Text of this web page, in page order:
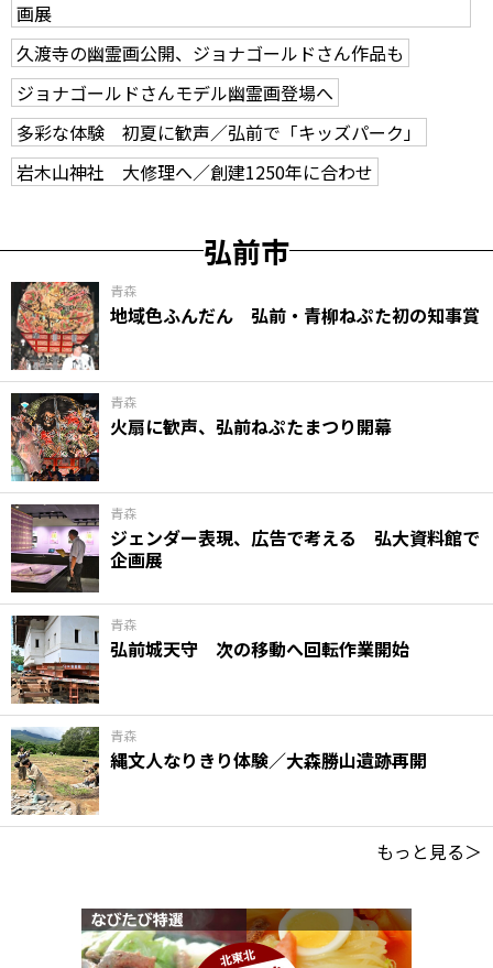
画展
久渡寺の幽霊画公開、ジョナゴールドさん作品も
ジョナゴールドさんモデル幽霊画登場へ
多彩な体験 初夏に歓声／弘前で「キッズパーク」
岩木山神社 大修理へ／創建1250年に合わせ
弘前市
青森
地域色ふんだん 弘前・青柳ねぷた初の知事賞
青森
火扇に歓声、弘前ねぷたまつり開幕
青森
ジェンダー表現、広告で考える 弘大資料館で
企画展
青森
弘前城天守 次の移動へ回転作業開始
青森
縄文人なりきり体験／大森勝山遺跡再開
もっと見る＞